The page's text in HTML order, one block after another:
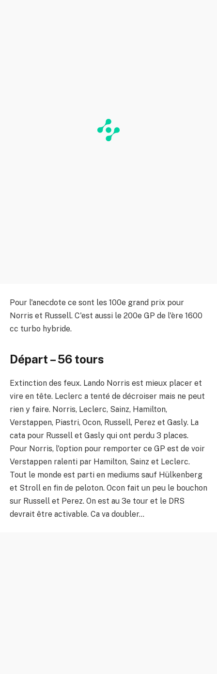
Pour l'anecdote ce sont les 100e grand prix pour
Norris et Russell. C'est aussi le 200e GP de l'ère 1600
cc turbo hybride.
Départ – 56 tours
Extinction des feux. Lando Norris est mieux placer et
vire en tête. Leclerc a tenté de décroiser mais ne peut
rien y faire. Norris, Leclerc, Sainz, Hamilton,
Verstappen, Piastri, Ocon, Russell, Perez et Gasly. La
cata pour Russell et Gasly qui ont perdu 3 places.
Pour Norris, l'option pour remporter ce GP est de voir
Verstappen ralenti par Hamilton, Sainz et Leclerc.
Tout le monde est parti en mediums sauf Hülkenberg
et Stroll en fin de peloton. Ocon fait un peu le bouchon
sur Russell et Perez. On est au 3e tour et le DRS
devrait être activable. Ca va doubler…